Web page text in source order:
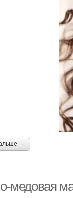
→
медовая